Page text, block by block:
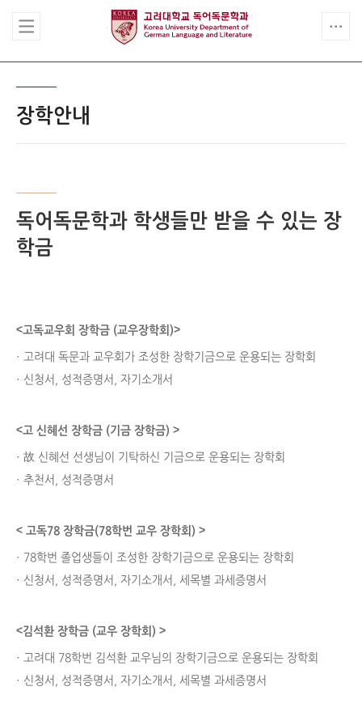
장학안내
독어독문학과 학생들만 받을 수 있는 장
학금
<고독교우회 장학금 (교우장학회)>
· 고려대 독문과 교우회가 조성한 장학기금으로 운용되는 장학회
· 신청서, 성적증명서, 자기소개서
<고 신혜선 장학금 (기금 장학금) >
· 故 신혜선 선생님이 기탁하신 기금으로 운용되는 장학회
· 추천서, 성적증명서
< 고독78 장학금(78학번 교우 장학회) >
· 78학번 졸업생들이 조성한 장학기금으로 운용되는 장학회
· 신청서, 성적증명서, 자기소개서, 세목별 과세증명서
<김석환 장학금 (교우 장학회) >
· 고려대 78학번 김석환 교우님의 장학기금으로 운용되는 장학회
· 신청서, 성적증명서, 자기소개서, 세목별 과세증명서